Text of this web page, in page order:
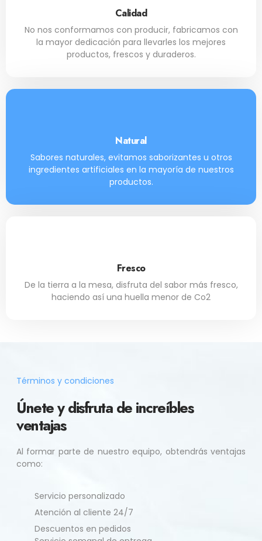
Calidad
No nos conformamos con producir, fabricamos con
la mayor dedicación para llevarles los mejores
productos, frescos y duraderos.
Natural
Sabores naturales, evitamos saborizantes u otros
ingredientes artificiales en la mayoría de nuestros
productos.
Fresco
De la tierra a la mesa, disfruta del sabor más fresco,
haciendo así una huella menor de Co2
Términos y condiciones
Únete y disfruta de increíbles
ventajas
Al formar parte de nuestro equipo, obtendrás ventajas
como:
Servicio personalizado
Atención al cliente 24/7
Descuentos en pedidos